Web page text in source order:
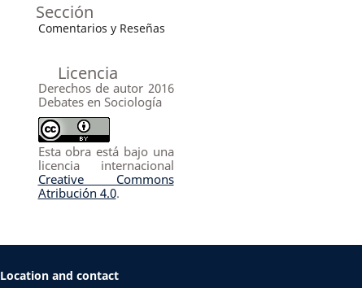
Sección
Comentarios y Reseñas
Licencia
Derechos de autor 2016
Debates en Sociología
Esta obra está bajo una
licencia internacional
Creative Commons
Atribución 4.0.
Location and contact